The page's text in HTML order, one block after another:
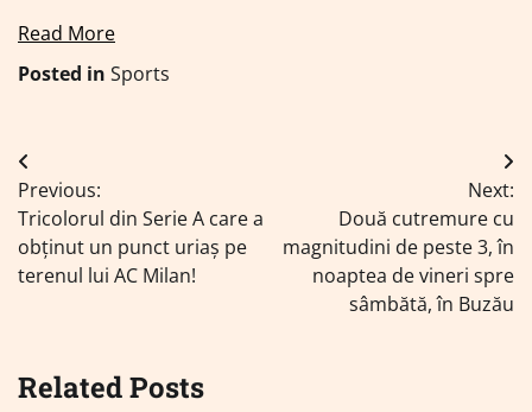
Read More
Posted in Sports
Navigare
în
articole
Previous:
Tricolorul din Serie A care a
obținut un punct uriaș pe
terenul lui AC Milan!
Next:
Două cutremure cu
magnitudini de peste 3, în
noaptea de vineri spre
sâmbătă, în Buzău
Related Posts